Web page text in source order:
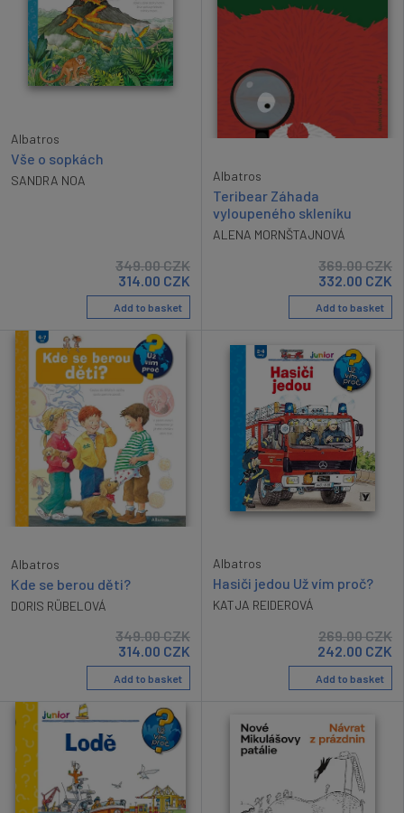
Albatros
Vše o sopkách
SANDRA NOA
349.00CZK
314.00 CZK
Add to basket
Albatros
Teribear Záhada
vyloupeného skleníku
ALENA MORNŠTAJNOVÁ
369.00CZK
332.00 CZK
Add to basket
Albatros
Kde se berou děti?
DORIS RÜBELOVÁ
349.00CZK
314.00 CZK
Add to basket
Albatros
Hasiči jedou Už vím proč?
KATJA REIDEROVÁ
269.00CZK
242.00 CZK
Add to basket